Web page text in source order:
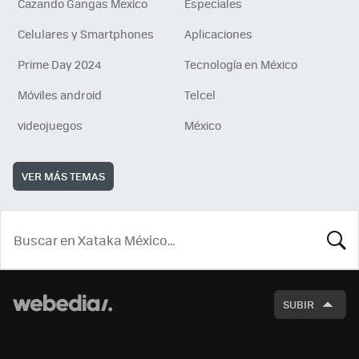
Cazando Gangas Mexico
Especiales
Celulares y Smartphones
Aplicaciones
Prime Day 2024
Tecnología en México
Móviles android
Telcel
videojuegos
México
VER MÁS TEMAS
SUBIR